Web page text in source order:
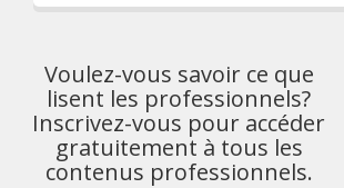
Voulez-vous savoir ce que
lisent les professionnels?
Inscrivez-vous pour accéder
gratuitement à tous les
contenus professionnels.